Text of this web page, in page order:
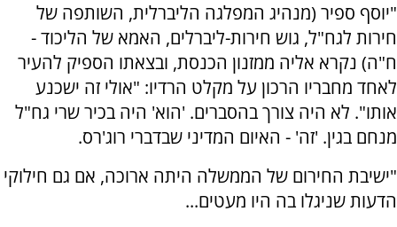
"יוסף ספיר (מנהיג המפלגה הליברלית, השותפה של
חירות לגח"ל, גוש חירות-ליברלים, האמא של הליכוד -
ח"ה) נקרא אליה ממזנון הכנסת, ובצאתו הספיק להעיר
לאחד מחבריו הרכון על מקלט הרדיו: "אולי זה ישכנע
אותו". לא היה צורך בהסברים. 'הוא' היה בכיר שרי גח"ל
מנחם בגין. 'זה' - האיום המדיני שבדברי רוג'רס.
"ישיבת החירום של הממשלה היתה ארוכה, אם גם חילוקי
הדעות שניגלו בה היו מעטים...